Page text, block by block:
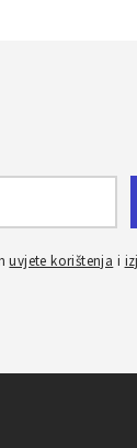
uvjete korištenja i